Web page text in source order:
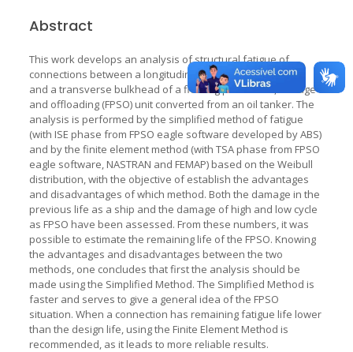
Abstract
This work develops an analysis of structural fatigue of
connections between a longitudinal stiffener of side shell
and a transverse bulkhead of a floating production, storage
and offloading (FPSO) unit converted from an oil tanker. The
analysis is performed by the simplified method of fatigue
(with ISE phase from FPSO eagle software developed by ABS)
and by the finite element method (with TSA phase from FPSO
eagle software, NASTRAN and FEMAP) based on the Weibull
distribution, with the objective of establish the advantages
and disadvantages of which method. Both the damage in the
previous life as a ship and the damage of high and low cycle
as FPSO have been assessed. From these numbers, it was
possible to estimate the remaining life of the FPSO. Knowing
the advantages and disadvantages between the two
methods, one concludes that first the analysis should be
made using the Simplified Method. The Simplified Method is
faster and serves to give a general idea of the FPSO
situation. When a connection has remaining fatigue life lower
than the design life, using the Finite Element Method is
recommended, as it leads to more reliable results.